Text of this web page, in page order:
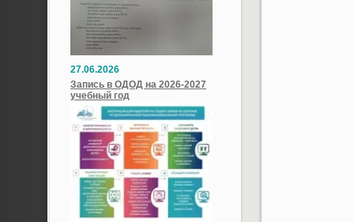
27.06.2026
Запись в ОДОД на 2026-2027
учебный год